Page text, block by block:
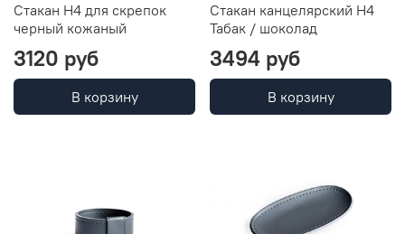
Стакан H4 для скрепок
черный кожаный
3120 руб
В корзину
Стакан канцелярский H4
Табак / шоколад
3494 руб
В корзину